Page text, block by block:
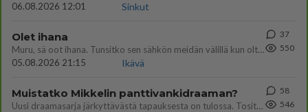
06.08.2026 12:01
Sinkut
Olet ihana
Muru, sä oot ihana. Tunsitko sen sähkön meidän välillä kun oltiin ihan låhekkäin? 👩‍❤️‍👩❤️😼😘
05.08.2026 21:15
Ikävä
37
550
Muistatko Mikkelin panttivankidraaman?
Uusi draamasarja järkyttävästä tapauksesta on tulossa. Tositapahtumiin perustuva sarja ammentaa vuoden 1986 Mikkelin pan
58
546